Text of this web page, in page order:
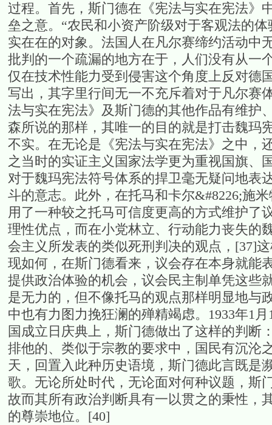
过程。首先，斯门德在《宪法与实在宪法》
垒之意。“农民和小资产阶级对于客观法的
实在在的对象。法国人在凡尔赛缔约活动中
批判的一个疏漏的地方在于，人们没有从一
仅在技术性能力受到侵害这个角度上反对德
写出，其字里行间无一不充斥着对于凡尔赛
法与实在宪法》及斯门德的其他作品有维护
森所说的那样，其唯一的目的就是打击魏玛
不实。在无论是《宪法与实在宪法》之中，
之当时的实证主义国家法学更为重视国旗、
对于魏玛宪法符号体系的捍卫毫无疑问地表
斗的意志。此外，在托马和卡尔&#8226;施
用了一种较之托马可信度更高的方式维护了
理性优点，而在小党林立、行动能力丧失的
会主义所发表的类似死刑判决的观点，[37]
现如何，在斯门德看来，议会存在本身就能
提供政治体验的机会，议会民主制单凭这些
是无力的，但不像托马的观点那样明显地与
中也有力图力挽狂澜的殚精竭虑。1933年1
国成立日庆典上，斯门德做出了这样的判断
排他的、类似于宗教的要求中，国民有沉沦
天，回置入此种历史语境，斯门德此言既是
歌。无论所处时代，无论面对何种议题，斯
故而其所有政治判断具有一以贯之的秉性，
的尊崇地位。[40]